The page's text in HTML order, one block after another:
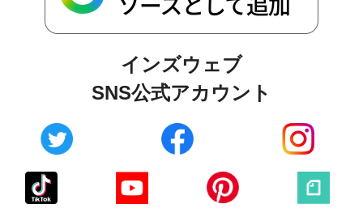
インズウェブ
SNS公式アカウント